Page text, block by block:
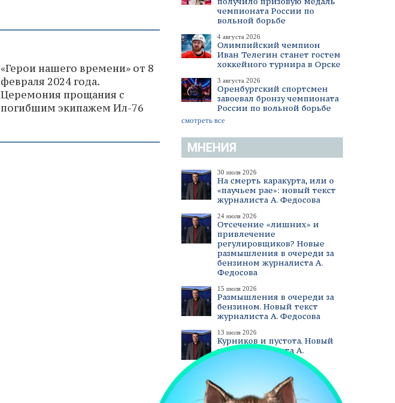
чемпионата России по
вольной борьбе
4 августа 2026
Олимпийский чемпион
Иван Телегин станет гостем
хоккейного турнира в Орске
3 августа 2026
Оренбургский спортсмен
завоевал бронзу чемпионата
России по вольной борьбе
смотреть все
МНЕНИЯ
30 июля 2026
На смерть каракурта, или о
«паучьем рае»: новый текст
журналиста А. Федосова
24 июля 2026
Отсечение «лишних» и
привлечение
регулировщиков? Новые
размышления в очереди за
бензином журналиста А.
Федосова
15 июля 2026
Размышления в очереди за
бензином. Новый текст
журналиста А. Федосова
13 июля 2026
Курников и пустота. Новый
текст журналиста А.
смотреть все
«Герои нашего времени» от 8
февраля 2024 года.
Церемония прощания с
погибшим экипажем Ил-76